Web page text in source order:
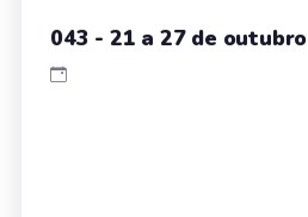
043 - 21 a 27 de outubro